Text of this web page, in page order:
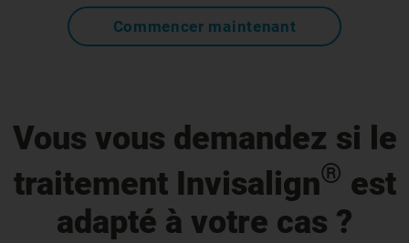
Commencer maintenant
Vous vous demandez si le
traitement Invisalign® est
adapté à votre cas ?